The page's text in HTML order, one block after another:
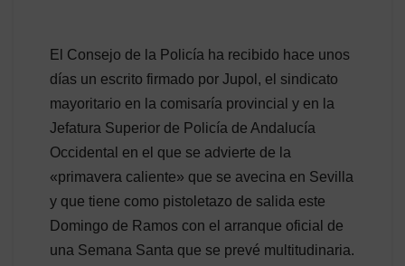
El Consejo de la Policía ha recibido hace unos
días un escrito firmado por Jupol, el sindicato
mayoritario en la comisaría provincial y en la
Jefatura Superior de Policía de Andalucía
Occidental en el que se advierte de la
«primavera caliente» que se avecina en Sevilla
y que tiene como pistoletazo de salida este
Domingo de Ramos con el arranque oficial de
una Semana Santa que se prevé multitudinaria.